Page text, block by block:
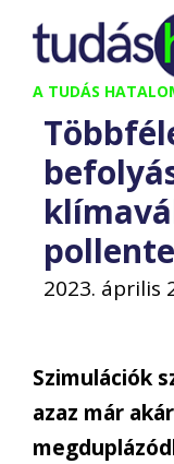
Kilépés
tartalomba
A TUDÁS
2023. április
Szimulációk
azaz már